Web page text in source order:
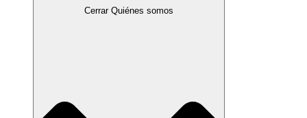
Cerrar Quiénes somos